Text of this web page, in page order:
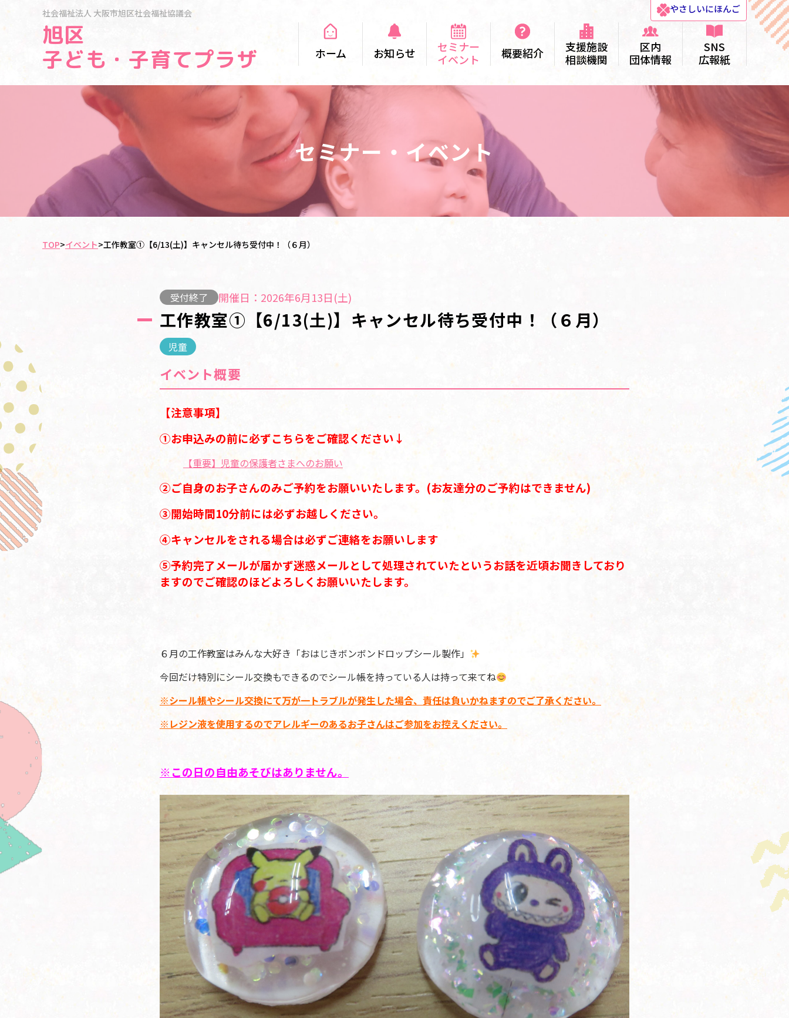
社会福祉法人 大阪市旭区社会福祉協議会
旭区
子ども・子育てプラザ
やさしいにほんご
ホーム お知らせ
セミナー
イベント
概要紹介
支援施設
相談機関
区内
団体情報
SNS
広報紙
セミナー・イベント
TOP>イベント>工作教室①【6/13(土)】キャンセル待ち受付中！（６月）
受付終了 開催日：2026年6月13日(土)
工作教室①【6/13(土)】キャンセル待ち受付中！（６月）
児童
イベント概要
【注意事項】
①お申込みの前に必ずこちらをご確認ください↓
【重要】児童の保護者さまへのお願い
②ご自身のお子さんのみご予約をお願いいたします。(お友達分のご予約はできません)
③開始時間10分前には必ずお越しください。
④キャンセルをされる場合は必ずご連絡をお願いします
⑤予約完了メールが届かず迷惑メールとして処理されていたというお話を近頃お聞きしており
ますのでご確認のほどよろしくお願いいたします。
６月の工作教室はみんな大好き「おはじきボンボンドロップシール製作」
今回だけ特別にシール交換もできるのでシール帳を持っている人は持って来てね
※シール帳やシール交換にて万が一トラブルが発生した場合、責任は負いかねますのでご了承ください。
※レジン液を使用するのでアレルギーのあるお子さんはご参加をお控えください。
※この日の自由あそびはありません。